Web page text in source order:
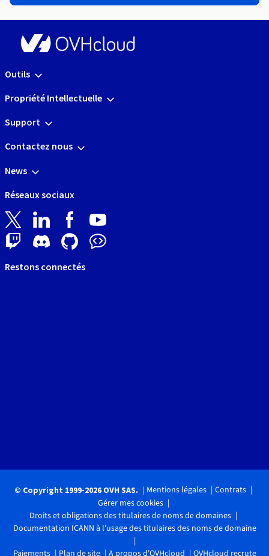
Outils
Propriété Intellectuelle
Support
Contactez nous
News
Réseaux sociaux
Restons connectés
© Copyright 1999-2026 OVH SAS. Mentions légales
Contrats
Gérer mes cookies
Droits et obligations des titulaires de noms de domaines
Documentation ICANN à l'usage des titulaires des noms de domaine
Paiements Plan de site A propos d'OVHcloud OVHcloud recrute